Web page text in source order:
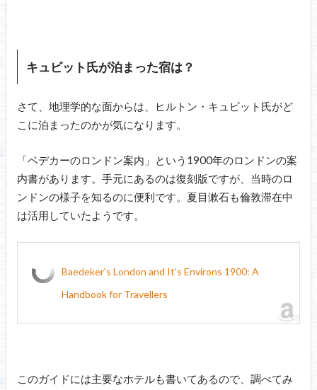
キュビット氏が泊まった宿は？
さて、地理学的な面からは、ヒルトン・キュビット氏がど
こに泊まったのかが気になります。
「ベデカーのロンドン案内」という1900年のロンドンの案
内書があります。手元にあるのは復刻版ですが、当時のロ
ンドンの様子を知るのに便利です。夏目漱石も倫敦滞在中
は活用していたようです。
Baedeker's London and It's Environs 1900: A
Handbook for Travellers
このガイドには主要なホテルも書いてあるので、調べてみ